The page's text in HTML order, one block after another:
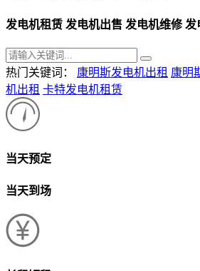
发电机租赁 发电机出售 发电机维修 发
热门关键词： 康明斯发电机出租 康明
机出租 卡特发电机租赁
当天预定
当天到场